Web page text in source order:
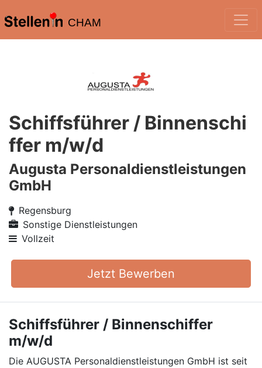
CHAM
Schiffsführer / Binnenschi
ffer m/w/d
Augusta Personaldienstleistungen
GmbH
Regensburg
Sonstige Dienstleistungen
Vollzeit
Jetzt Bewerben
Schiffsführer / Binnenschiffer
m/w/d
Die AUGUSTA Personaldienstleistungen GmbH ist seit